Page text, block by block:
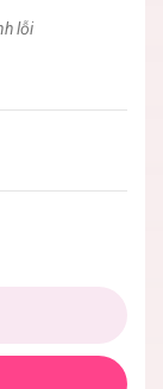
lỗi